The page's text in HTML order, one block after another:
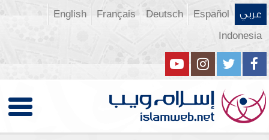
عربي Español
Deutsch
Français
English
Indonesia